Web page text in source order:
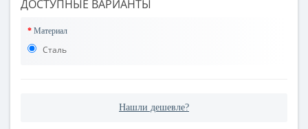
ДОСТУПНЫЕ ВАРИАНТЫ
Материал
Сталь
Нашли дешевле?